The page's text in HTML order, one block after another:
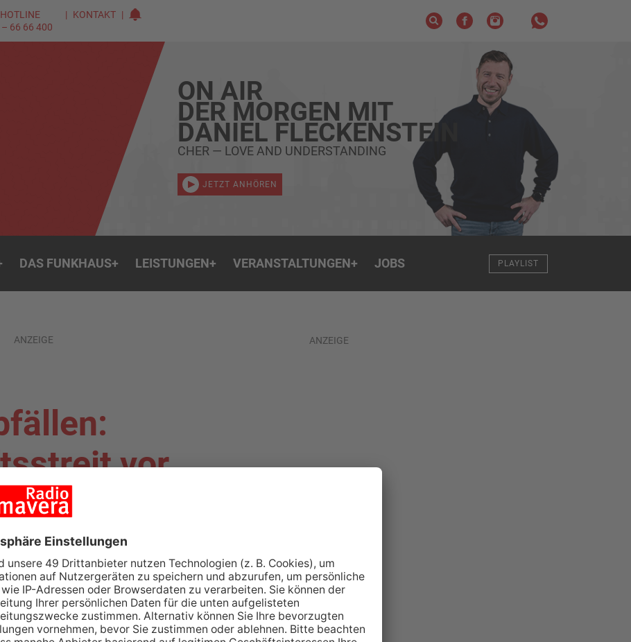
66 66 400
KONTAKT
ON AIR
DER MORGEN MIT
DANIEL FLECKENSTEIN
CHER — LOVE AND UNDERSTANDING
JETZT ANHÖREN
DAS FUNKHAUS+ LEISTUNGEN+ VERANSTALTUNGEN+ JOBS PLAYLIST
ANZEIGE
vor
ANZEIGE